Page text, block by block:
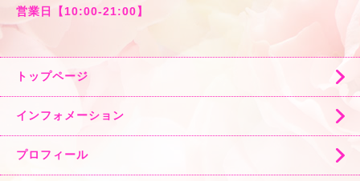
営業日【10:00-21:00】
トップページ
インフォメーション
プロフィール